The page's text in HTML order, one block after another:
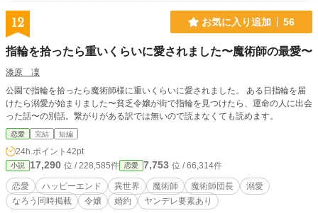
12 お気に入り追加 56
指輪を拾ったら重いくらいに愛されました〜魔術師の最愛〜
漆原 凜
公園で指輪を拾ったら魔術師様に重いくらいに愛されました。 ある日指輪を届
けたら溺愛が始まりました〜貧乏令嬢が街で指輪を見つけたら、運命の人に出会
った話〜の別話。繋がりがある訳では無いので読まなくても読めます。
恋愛 完結 短編
24h.ポイント 42pt
小説 17,290 位 / 228,585件 恋愛 7,753 位 / 66,314件
恋愛 ハッピーエンド 異世界 魔術師 魔術師団長
溺愛
なろう同時掲載
令嬢 婚約 ヤンデレ要素あり